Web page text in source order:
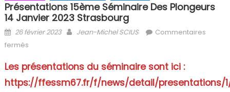
Présentations 15ème Séminaire Des Plongeurs
14 Janvier 2023 Strasbourg
Posted on
26 février 2023 Author
Jean-Michel SCIUS
Commentaires
fermés
Les présentations du séminaire sont ici :
https://ffessm67.fr/f/news/detail/presentations/1/